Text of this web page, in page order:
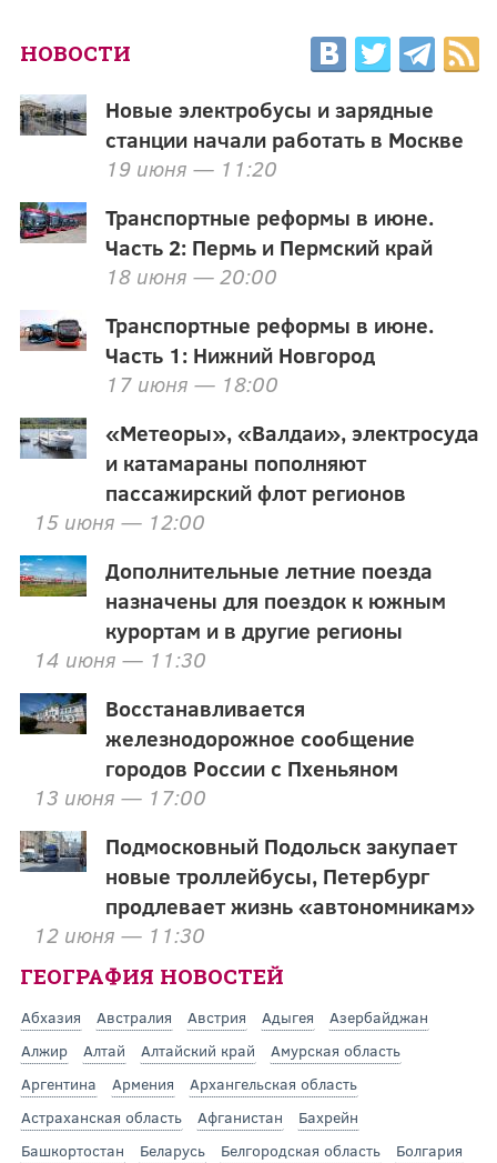
НОВОСТИ
Новые электробусы и зарядные
станции начали работать в Москве
19 июня — 11:20
Транспортные реформы в июне.
Часть 2: Пермь и Пермский край
18 июня — 20:00
Транспортные реформы в июне.
Часть 1: Нижний Новгород
17 июня — 18:00
«Метеоры», «Валдаи», электросуда
и катамараны пополняют
пассажирский флот регионов
15 июня — 12:00
Дополнительные летние поезда
назначены для поездок к южным
курортам и в другие регионы
14 июня — 11:30
Восстанавливается
железнодорожное сообщение
городов России с Пхеньяном
13 июня — 17:00
Подмосковный Подольск закупает
новые троллейбусы, Петербург
продлевает жизнь «автономникам»
12 июня — 11:30
ГЕОГРАФИЯ НОВОСТЕЙ
Абхазия Австралия Австрия Адыгея
Азербайджан
Алжир
Алтай Алтайский край
Амурская область
Аргентина
Армения
Архангельская область
Астраханская область
Афганистан
Бахрейн
Башкортостан
Беларусь Белгородская область
Болгария